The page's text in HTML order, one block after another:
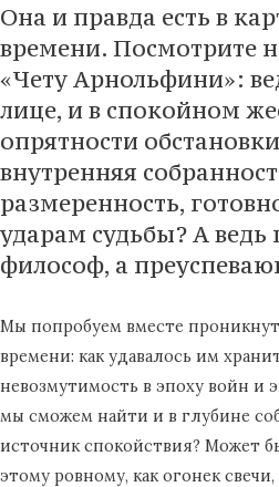
Она и правда есть в
времени. Посмотрите
«Чету Арнольфини»:
лице, и в спокойном
опрятности
внутренняя
размеренность,
ударам судьбы? А
философ, а
Мы попробуем вместе
времени: как удавалось им
невозмутимость в эпоху войн и
мы сможем найти и в глубине
источник спокойствия? Может
этому ровному, как огонек